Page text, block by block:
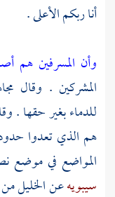
أنا ربكم الأعلى .
وأن المسرفين هم
المشركين . وقال
للدماء بغير حقها .
هم الذي تعدوا
المواضع في موضع
سيبويهعنالخليل